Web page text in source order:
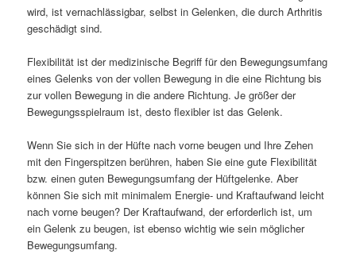
wird, ist vernachlässigbar, selbst in Gelenken, die durch Arthritis
geschädigt sind.
Flexibilität ist der medizinische Begriff für den Bewegungsumfang
eines Gelenks von der vollen Bewegung in die eine Richtung bis
zur vollen Bewegung in die andere Richtung. Je größer der
Bewegungsspielraum ist, desto flexibler ist das Gelenk.
Wenn Sie sich in der Hüfte nach vorne beugen und Ihre Zehen
mit den Fingerspitzen berühren, haben Sie eine gute Flexibilität
bzw. einen guten Bewegungsumfang der Hüftgelenke. Aber
können Sie sich mit minimalem Energie- und Kraftaufwand leicht
nach vorne beugen? Der Kraftaufwand, der erforderlich ist, um
ein Gelenk zu beugen, ist ebenso wichtig wie sein möglicher
Bewegungsumfang.